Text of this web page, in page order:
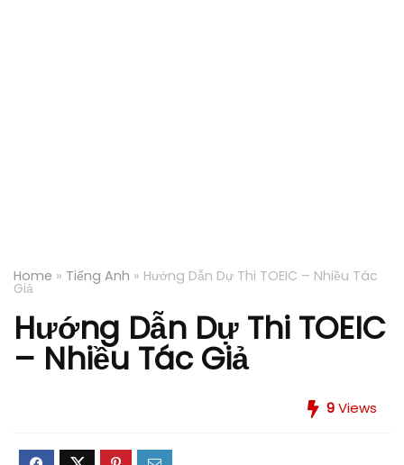
Home » Tiếng Anh » Hướng Dẫn Dự Thi TOEIC – Nhiều Tác
Giả
Hướng Dẫn Dự Thi TOEIC
– Nhiều Tác Giả
9Views